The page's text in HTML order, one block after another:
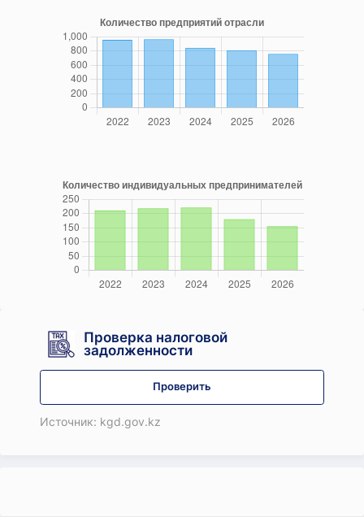
Проверка налоговой
задолженности
Проверить
Источник: kgd.gov.kz